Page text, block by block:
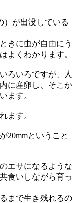
）が出没している
きに虫が自由にう
よくわかります。
ろいろですが、人
に産卵し、そこか
ます。
ます。
20mmということ
エサになるような
食いしながら育っ
まで生き残れるの